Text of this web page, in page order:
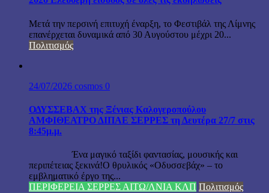
Μετά την περσινή επιτυχή έναρξη, το Φεστιβάλ της Λίμνης
επανέρχεται δυναμικά από 30 Αυγούστου μέχρι 20...
Πολιτισμός
24/07/2026 cosmos 0
ΟΔΥΣΣΕΒΑΧ της Ξένιας Καλογεροπούλου
ΑΜΦΙΘΕΑΤΡΟ ΔΙΠΑΕ ΣΕΡΡΕΣ τη Δευτέρα 27/7 στις
8:45μ.μ.
Ένα μαγικό ταξίδι φαντασίας, μουσικής και
περιπέτειας ξεκινά!Ο θρυλικός «Οδυσσεβάχ» – το
εμβληματικό έργο της...
ΠΕΡΙΦΕΡΕΙΑ ΣΕΡΡΕΣ ΑΙΤΩ/ΛΝΙΑ ΚΛΠ Πολιτισμός